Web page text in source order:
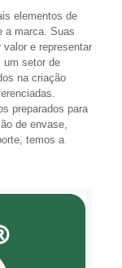
elementos de
a marca. Suas
valor e representar
um setor de
na criação
preparados para
de envase,
temos a